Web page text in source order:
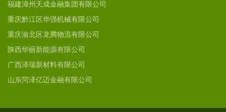
福建漳州天成金融集团有限公司
重庆黔江区华强机械有限公司
重庆渝北区龙腾物流有限公司
陕西华丽新能源有限公司
广西泽瑞新材料有限公司
山东菏泽亿迈金融有限公司